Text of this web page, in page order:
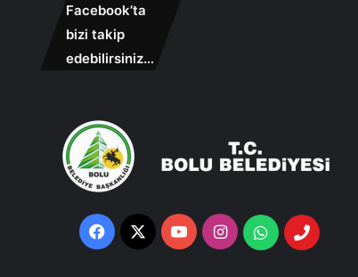
Facebook’ta
bizi takip
edebilirsiniz…
Facebook
X YouTubeInstagramWhatsappTelefon